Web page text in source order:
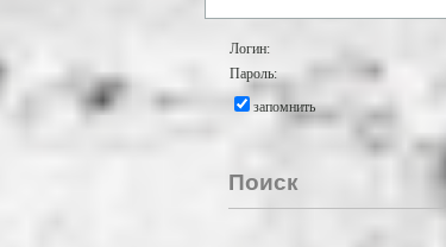
Логин:
Пароль:
запомнить
Поиск